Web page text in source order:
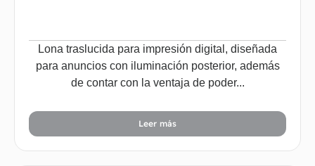
Lona traslucida para impresión digital, diseñada
para anuncios con iluminación posterior, además
de contar con la ventaja de poder...
Leer más